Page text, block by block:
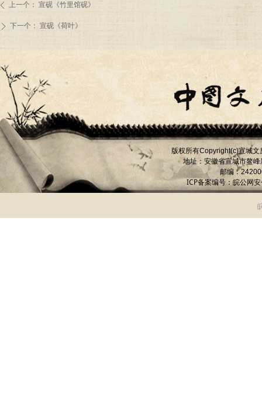
上一个： 宣砚《竹里馆砚》
ꄲ 下一个： 宣砚《荷叶》
版权所有Copyright(c)宣城文
地址：安徽省宣城市鳌峰
邮编：
ICP备案编号： 皖公网